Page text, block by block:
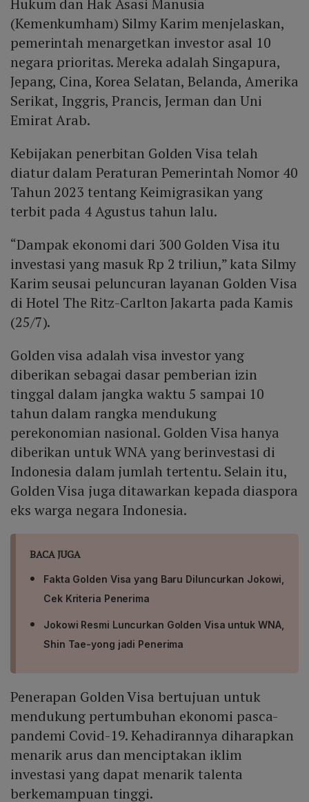
Hukum dan Hak Asasi Manusia
(Kemenkumham) Silmy Karim menjelaskan,
pemerintah menargetkan investor asal 10
negara prioritas. Mereka adalah Singapura,
Jepang, Cina, Korea Selatan, Belanda, Amerika
Serikat, Inggris, Prancis, Jerman dan Uni
Emirat Arab.
Kebijakan penerbitan Golden Visa telah
diatur dalam Peraturan Pemerintah Nomor 40
Tahun 2023 tentang Keimigrasikan yang
terbit pada 4 Agustus tahun lalu.
“Dampak ekonomi dari 300 Golden Visa itu
investasi yang masuk Rp 2 triliun,” kata Silmy
Karim seusai peluncuran layanan Golden Visa
di Hotel The Ritz-Carlton Jakarta pada Kamis
(25/7).
Golden visa adalah visa investor yang
diberikan sebagai dasar pemberian izin
tinggal dalam jangka waktu 5 sampai 10
tahun dalam rangka mendukung
perekonomian nasional. Golden Visa hanya
diberikan untuk WNA yang berinvestasi di
Indonesia dalam jumlah tertentu. Selain itu,
Golden Visa juga ditawarkan kepada diaspora
eks warga negara Indonesia.
BACA JUGA
Fakta Golden Visa yang Baru Diluncurkan Jokowi,
Cek Kriteria Penerima
Jokowi Resmi Luncurkan Golden Visa untuk WNA,
Shin Tae-yong jadi Penerima
Penerapan Golden Visa bertujuan untuk
mendukung pertumbuhan ekonomi pasca-
pandemi Covid-19. Kehadirannya diharapkan
menarik arus dan menciptakan iklim
investasi yang dapat menarik talenta
berkemampuan tinggi.